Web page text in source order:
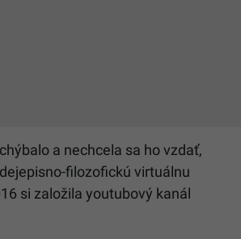
a nechcela sa ho vzdať,
filozofickú virtuálnu
si založila youtubový kanál